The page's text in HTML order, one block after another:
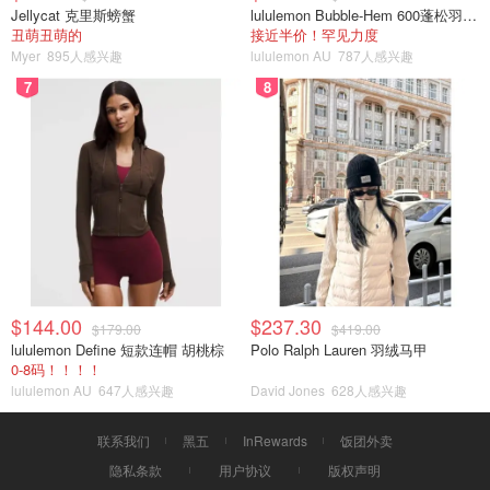
Jellycat 克里斯螃蟹
丑萌丑萌的
Myer 895人感兴趣
lululemon Bubble-Hem 600蓬松羽绒夹克
接近半价！罕见力度
lululemon AU 787人感兴趣
7
$144.00 $179.00
lululemon Define 短款连帽 胡桃棕
0-8码！！！！
lululemon AU 647人感兴趣
8
$237.30 $419.00
Polo Ralph Lauren 羽绒马甲
David Jones 628人感兴趣
联系我们 黑五 InRewards
饭团外卖
隐私条款
用户协议 版权声明